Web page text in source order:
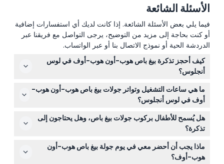
الأسئلة الشائعة
فيما يلي بعض الأسئلة الشائعة. إذا كانت لديك أي استفسارات إضافية
أو كنت بحاجة إلى مزيد من التوضيح، يرجى التواصل مع فريقنا عبر
الدردشة الحية أو نموذج الاتصال بنا أو عبر الواتساب.
كيف أحجز تذكرة بيغ باص هوب-أون هوب-أوف في لوس
أنجلوس؟
يمكنك حجز تذكرة بيغ باص هوب-أون هوب-أوف بسهولة عبر
الإنترنت مباشرة هنا على هذا الموقع. فقط اختر نوع التذكرة
والتاريخ المفضل لديك، ثم اتبع عملية الحجز خطوة بخطوة.
ما هي ساعات التشغيل وتواتر جولات بيغ باص هوب-أون هوب-
أوف في لوس أنجلوس؟
حلقة هوليوود (المسار الأحمر) تعمل من الساعة 10:00 صباحًا
حتى 4:30 مساءً، مع وصول الحافلات كل 30 إلى 45 دقيقة،
بينما حلقة الشاطئ (المسار الأزرق) لها مواعيد انطلاق مجدولة
عصرًا (قد تتغير المواعيد - يرجى التأكيد عند الحجز).
هل يُسمح للأطفال بركوب جولات بيغ باص، وهل يحتاجون إلى
تذكرة؟
برفقة شخص بالغ يدفع ثمن التذكرة، ويمكن للأطفال الذين
ماذا يجب أن أحضر معي في يوم جولة بيغ باص هوب-أون
هوب-أوف؟